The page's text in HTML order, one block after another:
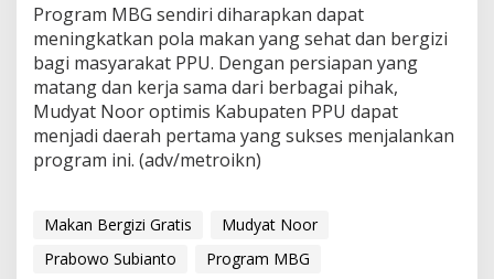
Program MBG sendiri diharapkan dapat
meningkatkan pola makan yang sehat dan bergizi
bagi masyarakat PPU. Dengan persiapan yang
matang dan kerja sama dari berbagai pihak,
Mudyat Noor optimis Kabupaten PPU dapat
menjadi daerah pertama yang sukses menjalankan
program ini. (adv/metroikn)
Makan Bergizi Gratis
Mudyat Noor
Prabowo Subianto
Program MBG